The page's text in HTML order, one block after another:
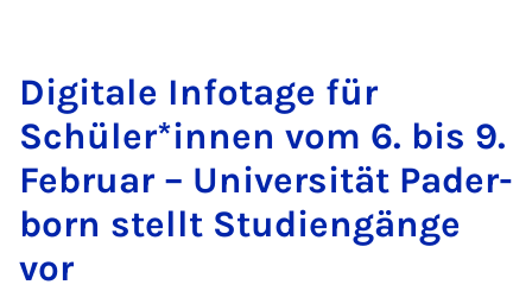
Di­gitale In­fot­age für
Schüler­*innen vom 6. bis 9.
Feb­ru­ar – Uni­versität Pader­
born stellt Stud­i­engänge
vor